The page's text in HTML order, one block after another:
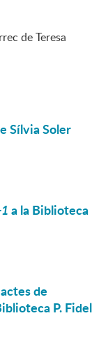
de Teresa
Sílvia Soler
a la Biblioteca
de
P. Fidel